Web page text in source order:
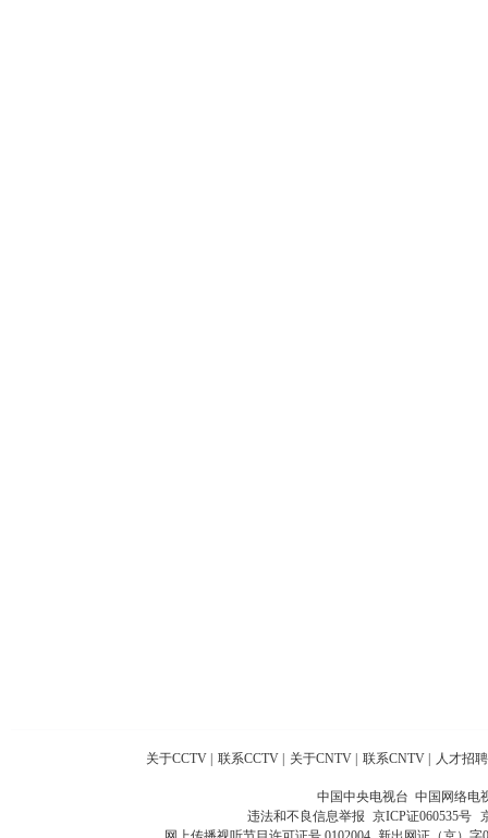
关于CCTV 联系CCTV 关于CNTV 联系CNTV 人才招聘
中国中央电视台 中国网络电
违法和不良信息举报 京ICP证060535号